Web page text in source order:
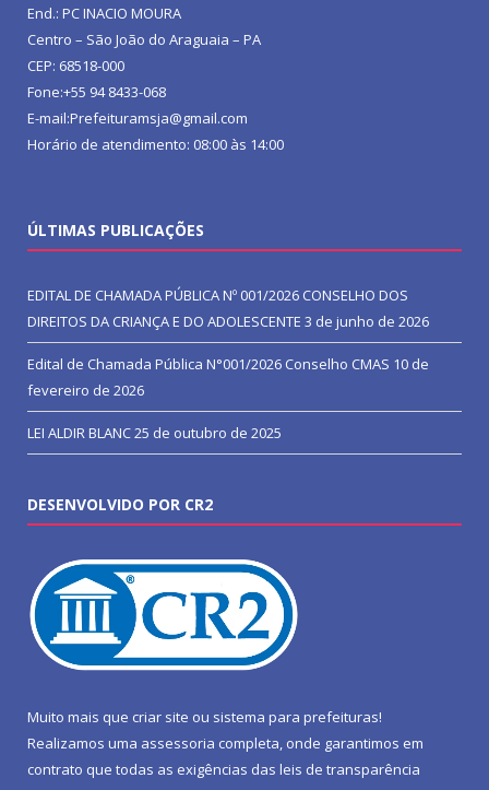
End.: PC INACIO MOURA
Centro – São João do Araguaia – PA
CEP: 68518-000
Fone:+55 94 8433-068
E-mail:Prefeituramsja@gmail.com
Horário de atendimento: 08:00 às 14:00
ÚLTIMAS PUBLICAÇÕES
EDITAL DE CHAMADA PÚBLICA Nº 001/2026 CONSELHO DOS
DIREITOS DA CRIANÇA E DO ADOLESCENTE 3 de junho de 2026
Edital de Chamada Pública N°001/2026 Conselho CMAS 10 de
fevereiro de 2026
LEI ALDIR BLANC25 de outubro de 2025
DESENVOLVIDO POR CR2
Muito mais que criar site ou sistema para prefeituras!
Realizamos uma assessoria completa, onde garantimos em
contrato que todas as exigências das leis de transparência